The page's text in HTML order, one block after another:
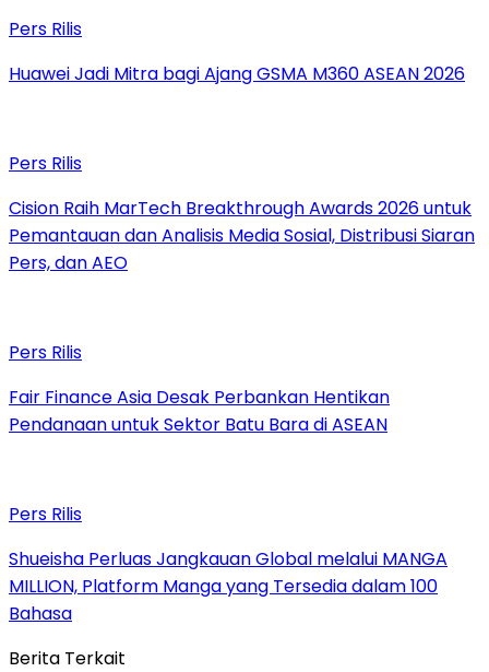
Pers Rilis
Huawei Jadi Mitra bagi Ajang GSMA M360 ASEAN 2026
Pers Rilis
Cision Raih MarTech Breakthrough Awards 2026 untuk
Pemantauan dan Analisis Media Sosial, Distribusi Siaran
Pers, dan AEO
Pers Rilis
Fair Finance Asia Desak Perbankan Hentikan
Pendanaan untuk Sektor Batu Bara di ASEAN
Pers Rilis
Shueisha Perluas Jangkauan Global melalui MANGA
MILLION, Platform Manga yang Tersedia dalam 100
Bahasa
Berita Terkait